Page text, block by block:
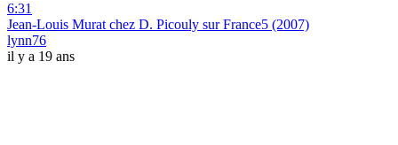
6:31
Jean-Louis Murat chez D. Picouly sur France5 (2007)
lynn76
il y a 19 ans